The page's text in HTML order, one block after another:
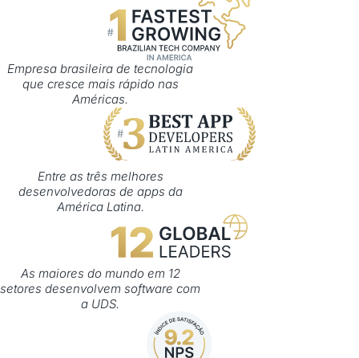
Empresa brasileira de tecnologia
que cresce mais rápido nas
Américas.
Entre as três melhores
desenvolvedoras de apps da
América Latina.
As maiores do mundo em 12
setores desenvolvem software com
a UDS.